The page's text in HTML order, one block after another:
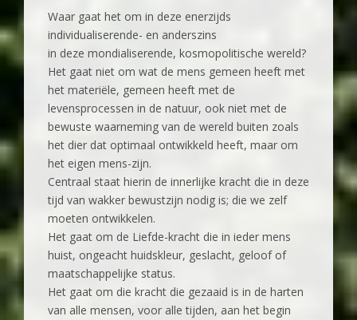
Waar gaat het om in deze enerzijds
individualiserende- en anderszins
in deze mondialiserende, kosmopolitische wereld?
Het gaat niet om wat de mens gemeen heeft met
het materiële, gemeen heeft met de
levensprocessen in de natuur, ook niet met de
bewuste waarneming van de wereld buiten zoals
het dier dat optimaal ontwikkeld heeft, maar om
het eigen mens-zijn.
Centraal staat hierin de innerlijke kracht die in deze
tijd van wakker bewustzijn nodig is; die we zelf
moeten ontwikkelen.
Het gaat om de Liefde-kracht die in ieder mens
huist, ongeacht huidskleur, geslacht, geloof of
maatschappelijke status.
Het gaat om die kracht die gezaaid is in de harten
van alle mensen, voor alle tijden, aan het begin